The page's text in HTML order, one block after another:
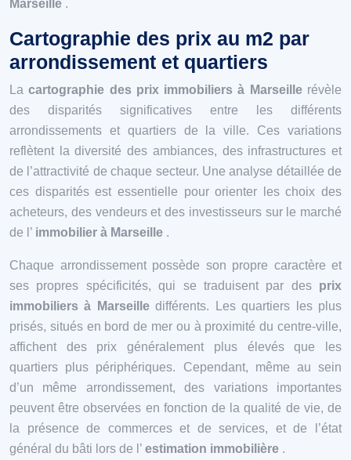
Marseille .
Cartographie des prix au m2 par
arrondissement et quartiers
Lacartographie des prix immobiliers à Marseille révèle
des disparités significatives entre les différents
arrondissements et quartiers de la ville. Ces variations
reflètent la diversité des ambiances, des infrastructures et
de l’attractivité de chaque secteur. Une analyse détaillée de
ces disparités est essentielle pour orienter les choix des
acheteurs, des vendeurs et des investisseurs sur le marché
de l’ immobilier à Marseille .
Chaque arrondissement possède son propre caractère et
ses propres spécificités, qui se traduisent par des prix
immobiliers à Marseilledifférents. Les quartiers les plus
prisés, situés en bord de mer ou à proximité du centre-ville,
affichent des prix généralement plus élevés que les
quartiers plus périphériques. Cependant, même au sein
d’un même arrondissement, des variations importantes
peuvent être observées en fonction de la qualité de vie, de
la présence de commerces et de services, et de l’état
général du bâti lors de l’ estimation immobilière .